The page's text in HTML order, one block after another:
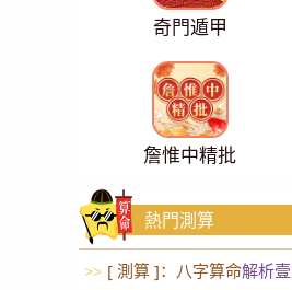
奇門遁甲
詹惟中精批
熱門測算
>> [ 測算 ]：八字算命解析